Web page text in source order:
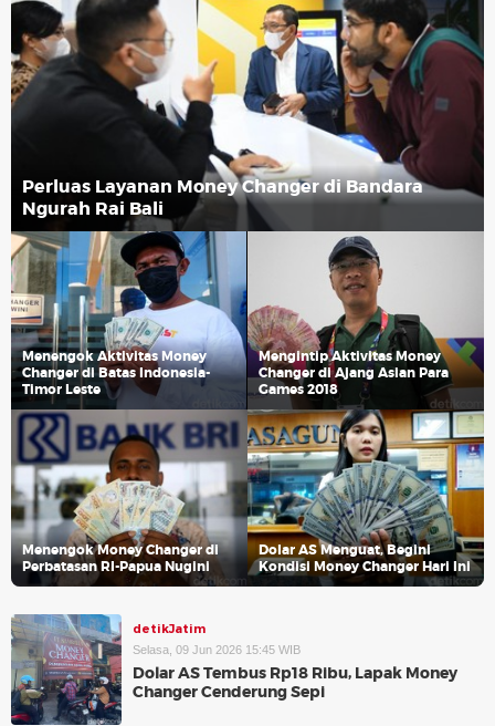
Perluas Layanan Money Changer di Bandara
Ngurah Rai Bali
Menengok Aktivitas Money
Changer di Batas Indonesia-
Timor Leste
Mengintip Aktivitas Money
Changer di Ajang Asian Para
Games 2018
Menengok Money Changer di
Perbatasan RI-Papua Nugini
Dolar AS Menguat, Begini
Kondisi Money Changer Hari Ini
detikJatim
Selasa, 09 Jun 2026 15:45 WIB
Dolar AS Tembus Rp18 Ribu, Lapak Money
Changer Cenderung Sepi